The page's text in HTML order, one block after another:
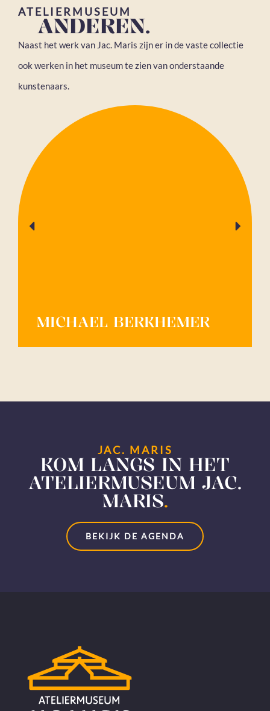
ATELIERMUSEUM
ANDEREN.
Naast het werk van Jac. Maris zijn er in de vaste collectie
ook werken in het museum te zien van onderstaande
kunstenaars.
MICHAEL BERKHEMER
JAC. MARIS
KOM LANGS IN HET
ATELIERMUSEUM JAC.
MARIS.
BEKIJK DE AGENDA